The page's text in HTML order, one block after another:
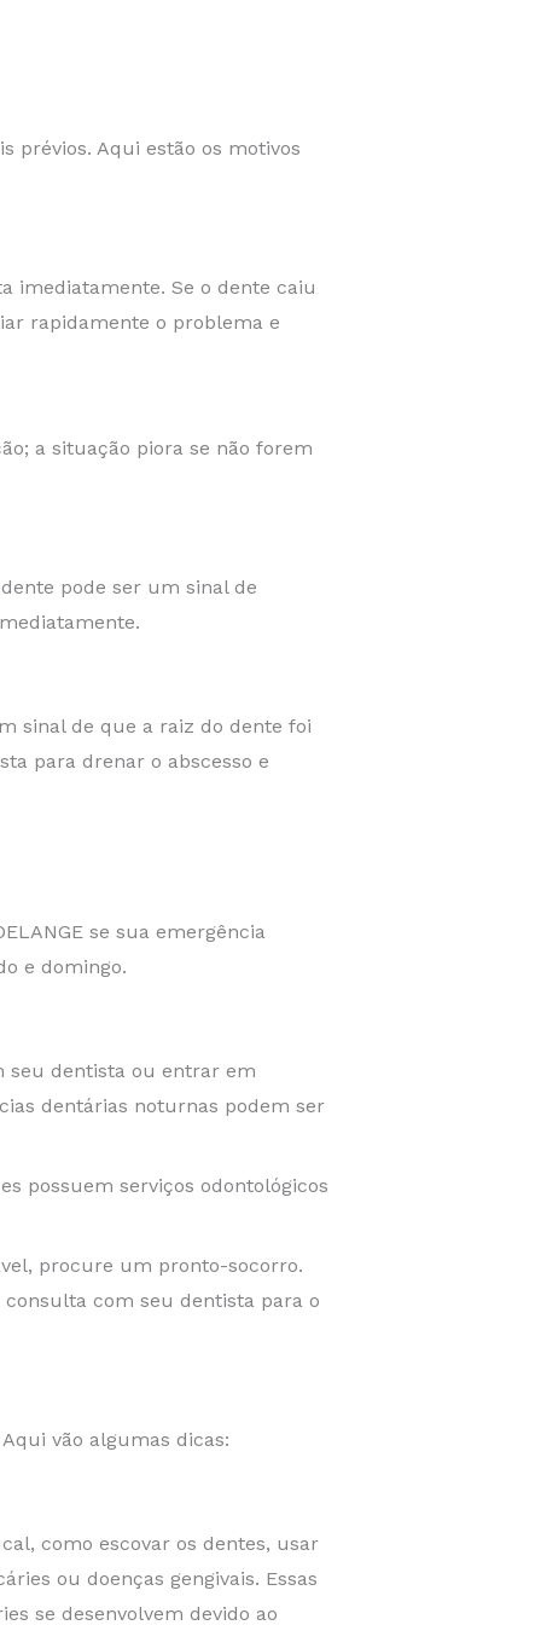
prévios. Aqui estão os motivos
imediatamente. Se o dente caiu
rapidamente o problema e
a situação piora se não forem
pode ser um sinal de
sinal de que a raiz do dente foi
para drenar o abscesso e
se sua emergência
e domingo.
seu dentista ou entrar em
dentárias noturnas podem ser
possuem serviços odontológicos
procure um pronto-socorro.
com seu dentista para o
vão algumas dicas:
como escovar os dentes, usar
ou doenças gengivais. Essas
se desenvolvem devido ao